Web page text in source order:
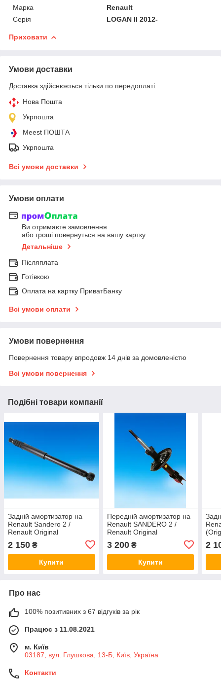
Марка
Renault
Серія
LOGAN II 2012-
Приховати
Умови доставки
Доставка здійснюється тільки по передоплаті.
Нова Пошта
Укрпошта
Meest ПОШТА
Укрпошта
Всі умови доставки
Умови оплати
Ви отримаєте замовлення
або гроші повернуться на вашу картку
Детальніше
Післяплата
Готівкою
Оплата на картку ПриватБанку
Всі умови оплати
Умови повернення
Повернення товару впродовж 14 днів за домовленістю
Всі умови повернення
Подібні товари компанії
Задній амортизатор на
Renault Sandero 2 /
Renault Original
2 150 ₴
Купити
Передній амортизатор на
Renault SANDERO 2 /
Renault Original
3 200₴
Купити
2
Про нас
100% позитивних з 67 відгуків за рік
Працює з 11.08.2021
м. Київ
03187, вул. Глушкова, 13-Б, Київ, Україна
Контакти